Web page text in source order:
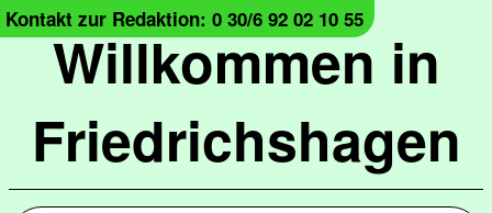
Willkommen in
Friedrichshagen
Kontakt zur Redaktion: 0 30/6 92 02 10 55